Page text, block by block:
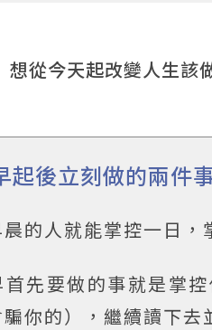
想從今天起改變人生該
起後立刻做的兩件
的人就能掌控一日，
首先要做的事就是掌
你的），繼續讀下去